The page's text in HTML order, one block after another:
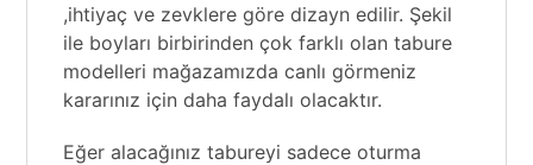
,ihtiyaç ve zevklere göre dizayn edilir. Şekil
ile boyları birbirinden çok farklı olan tabure
modelleri mağazamızda canlı görmeniz
kararınız için daha faydalı olacaktır.
Eğer alacağınız tabureyi sadece oturma